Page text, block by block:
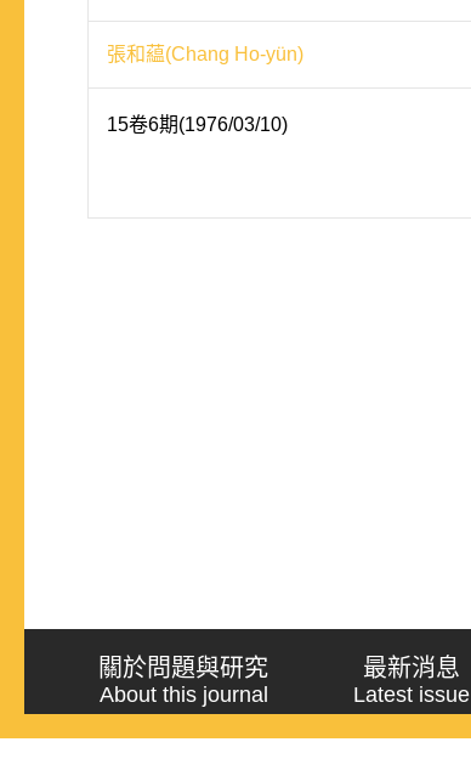
張和藴(Chang Ho-yün)
15卷6期(1976/03/10)
關於問題與研究
About this journal
最新消息
Latest issue